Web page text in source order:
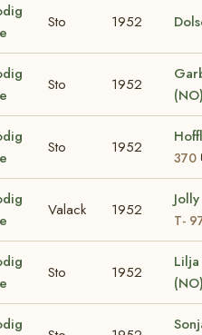
Sto 1952
Sto 1952
Sto 1952
370
Valack 1952
T-
Sto 1952